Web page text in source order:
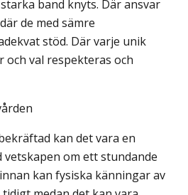
band knyts. Där ansvar
de med sämre
stöd. Där varje unik
val respekteras och
kan det vara en
vetskapen om ett stundande
kan fysiska känningar av